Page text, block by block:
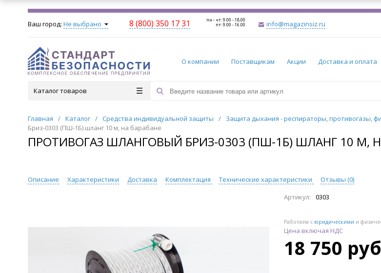
Ваш город: Не выбрано 8 (800) 350 17 31 пн - чт: 9.00 - 18.00
пт: 9.00 - 16.00 info@magazinsiz.ru
О компании Поставщикам Акции Доставка и оплата
Каталог товаров
Главная / Каталог / Средства индивидуальной защиты / Защита дыхания - респираторы, противогазы,
Бриз-0303 (ПШ-1Б) шланг 10 м, на барабане
ПРОТИВОГАЗ ШЛАНГОВЫЙ БРИЗ-0303 (ПШ-1Б) ШЛАНГ 10 М,
Описание Характеристики Доставка Комплектация Технические характеристики Отзывы (0)
Артикул: 0303
Работаем с юридическими и
Цена включая НДС
18 750